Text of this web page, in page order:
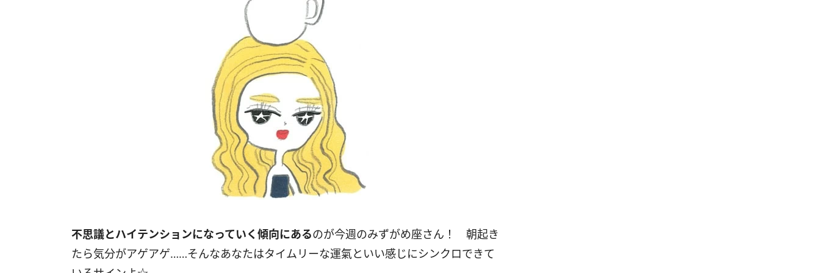
不思議とハイテンションになっていく傾向にあるのが今週のみずがめ座さん！ 朝起き
たら気分がアゲアゲ……そんなあなたはタイムリーな運氣といい感じにシンクロできて